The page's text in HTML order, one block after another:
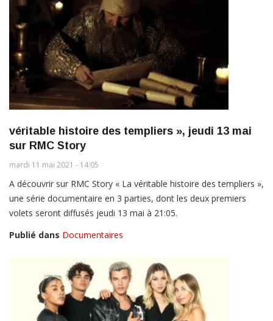
véritable histoire des templiers », jeudi 13 mai
sur RMC Story
mardi 11 mai 2021 - 14:05
A découvrir sur RMC Story « La véritable histoire des templiers »,
une série documentaire en 3 parties, dont les deux premiers
volets seront diffusés jeudi 13 mai à 21:05.
Publié dans Documentaires